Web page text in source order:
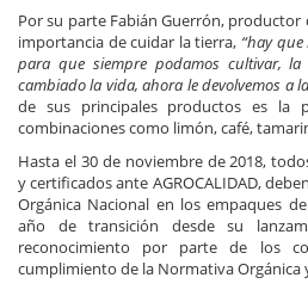
Por su parte Fabián Guerrón, productor
importancia de cuidar la tierra, “hay
para que siempre podamos cultivar,
cambiado la vida, ahora le devolvemos a
de sus principales productos es la
combinaciones como limón, café,
Hasta el 30 de noviembre de 2018,
y certificados ante AGROCALIDAD,
Orgánica Nacional en los empaques
año de transición desde su
reconocimiento por parte de los
cumplimiento de la Normativa Orgánica